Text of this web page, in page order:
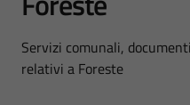
Dettagli
Servizi comunali,
relativi a Foreste